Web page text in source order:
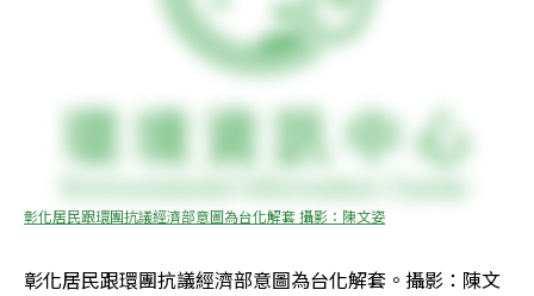
彰化居民跟環團抗議經濟部意圖為台化解套 攝影：陳文姿
彰化居民跟環團抗議經濟部意圖為台化解套。攝影：陳文